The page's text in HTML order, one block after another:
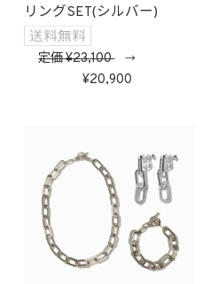
リングSET(シルバー)
定価 23,100→
20,900